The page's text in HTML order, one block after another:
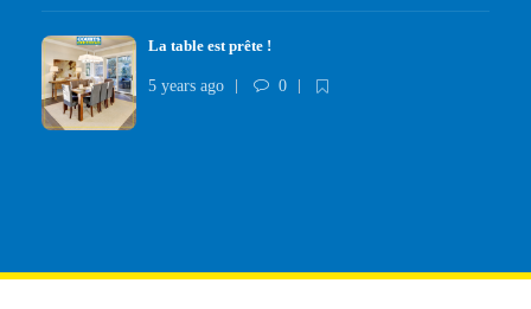
La table est prête !
5 years ago 0